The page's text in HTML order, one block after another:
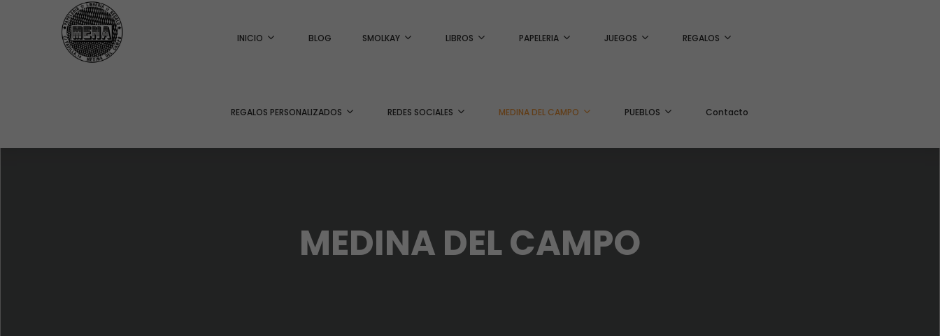
INICIO BLOG SMOLKAY LIBROS PAPELERIA JUEGOS REGALOS
REGALOS PERSONALIZADOS REDES SOCIALES MEDINA DEL CAMPO PUEBLOS Contacto
MEDINA DEL CAMPO